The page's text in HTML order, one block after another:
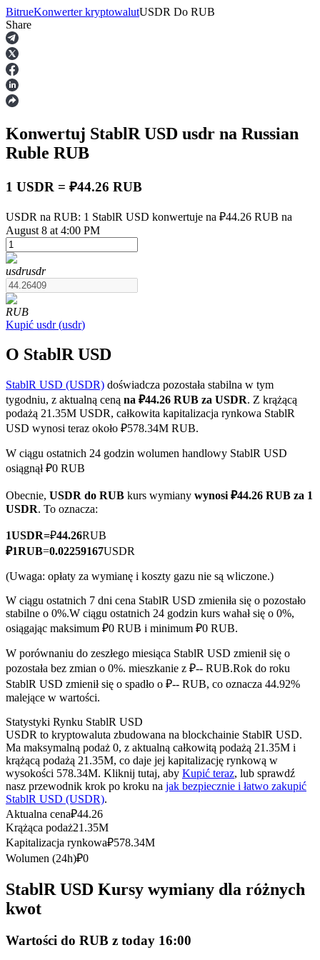
Kontrakty terminowe
Kontrakty terminowe na USDT
Kontrakty futures wykorzystujące USDT jako zabezpieczenie
Kontrakty terminowe COIN-M
Kontrakty terminowe na kryptowaluty
TradFi
towary
Kontrakty futures wykorzystujące USDC jako zabezpieczenie
Kopiowanie Transakcji
Dołącz do najlepszych traderów
BitrueKonwerter kryptowalutUSDR Do RUB
Share
Konwertuj StablR USD usdr na Russian
Ruble RUB
1 USDR = ₽44.26 RUB
USDR na RUB: 1 StablR USD konwertuje na ₽44.26 RUB na
August 8 at 4:00 PM
usdrusdr
RUB
Kupić usdr(usdr)
O StablR USD
StablR USD (USDR) doświadcza pozostała stabilna w tym
tygodniu, z aktualną ceną na ₽44.26 RUB za USDR. Z krążącą
podażą 21.35M USDR, całkowita kapitalizacja rynkowa StablR
USD wynosi teraz około ₽578.34M RUB.
W ciągu ostatnich 24 godzin wolumen handlowy StablR USD
osiągnął ₽0 RUB
Obecnie, USDR do RUB kurs wymiany wynosi ₽44.26 RUB za 1
USDR. To oznacza:
1USDR=₽44.26RUB
₽1RUB=0.02259167USDR
(Uwaga: opłaty za wymianę i koszty gazu nie są wliczone.)
W ciągu ostatnich 7 dni cena StablR USD zmieniła się o pozostało
stabilne o 0%.W ciągu ostatnich 24 godzin kurs wahał się o 0%,
osiągając maksimum ₽0 RUB i minimum ₽0 RUB.
W porównaniu do zeszłego miesiąca StablR USD zmienił się o
pozostała bez zmian o 0%. mieszkanie z ₽-- RUB.Rok do roku
StablR USD zmienił się o spadło o ₽-- RUB, co oznacza 44.92%
malejące w wartości.
Statystyki Rynku StablR USD
USDR to kryptowaluta zbudowana na blockchainie StablR USD.
Ma maksymalną podaż 0, z aktualną całkowitą podażą 21.35M i
krążącą podażą 21.35M, co daje jej kapitalizację rynkową w
wysokości 578.34M. Kliknij tutaj, aby Kupić teraz, lub sprawdź
nasz przewodnik krok po kroku na jak bezpiecznie i łatwo zakupić
StablR USD (USDR).
Aktualna cena₽44.26
Krążąca podaż21.35M
Kapitalizacja rynkowa₽578.34M
Wolumen (24h)₽0
StablR USD Kursy wymiany dla różnych
kwot
Wartości do RUB z today 16:00